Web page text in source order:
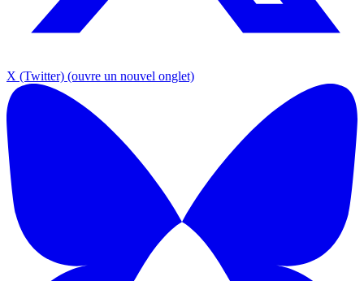
X (Twitter) (ouvre un nouvel onglet)